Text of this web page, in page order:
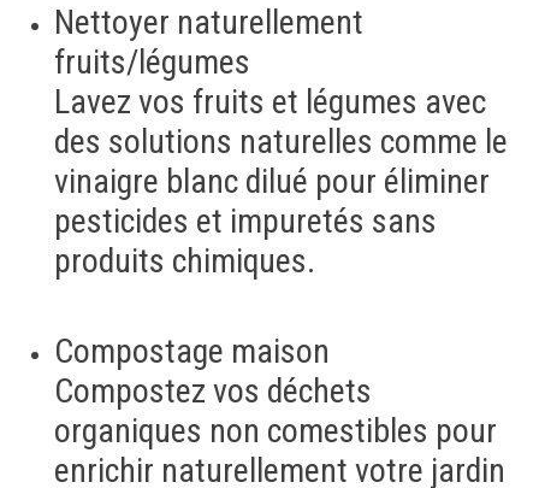
Nettoyer naturellement
fruits/légumes
Lavez vos fruits et légumes avec
des solutions naturelles comme le
vinaigre blanc dilué pour éliminer
pesticides et impuretés sans
produits chimiques.
Compostage maison
Compostez vos déchets
organiques non comestibles pour
enrichir naturellement votre jardin